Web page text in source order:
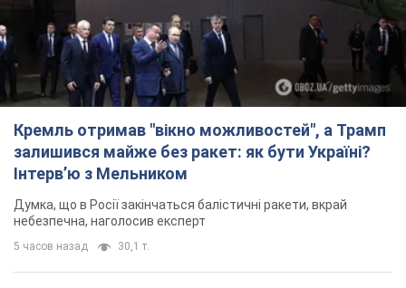
Кремль отримав "вікно можливостей", а Трамп
залишився майже без ракет: як бути Україні?
Інтерв’ю з Мельником
Думка, що в Росії закінчаться балістичні ракети, вкрай
небезпечна, наголосив експерт
5 часов назад 30,1 т.